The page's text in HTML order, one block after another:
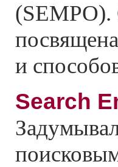
(SEMPO).
и
Search